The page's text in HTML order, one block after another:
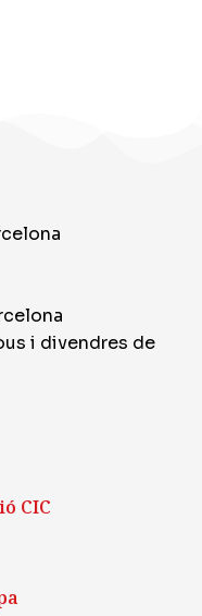
i divendres de